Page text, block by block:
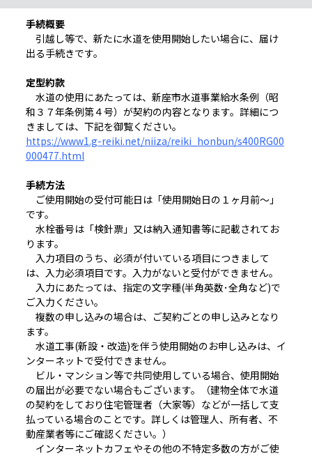
手続概要
引越し等で、新たに水道を使用開始したい場合に、届け
出る手続きです。
定型約款
水道の使用にあたっては、新座市水道事業給水条例（昭
和３７年条例第４号）が契約の内容となります。詳細につ
きましては、下記を御覧ください。
https://www1.g-reiki.net/niiza/reiki_honbun/s400RG00
000477.html
手続方法
ご使用開始の受付可能日は「使用開始日の１ヶ月前〜」
です。
水栓番号は「検針票」又は納入通知書等に記載されてお
ります。
入力項目のうち、必須が付いている項目につきまして
は、入力必須項目です。入力がないと受付ができません。
入力にあたっては、指定の文字種(半角英数･全角など)で
ご入力ください。
複数の申し込みの場合は、ご契約ごとの申し込みとなり
ます。
水道工事(新設・改造)を伴う使用開始のお申し込みは、イ
ンターネットで受付できません。
ビル・マンション等で共同使用している場合、使用開始
の届出が必要でない場合もございます。（建物全体で水道
の契約をしており住宅管理者（大家等）などが一括して支
払っている場合のことです。詳しくは管理人、所有者、不
動産業者等にご確認ください。）
インターネットカフェやその他の不特定多数の方がご使